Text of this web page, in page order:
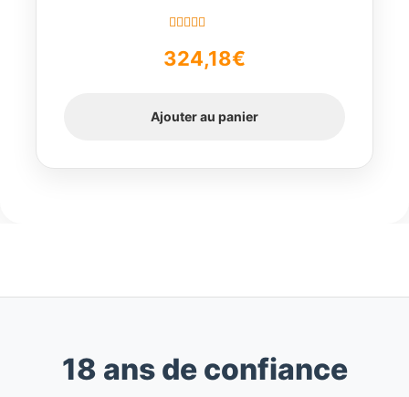
5
324,18€
Ajouter au panier
18 ans de confiance